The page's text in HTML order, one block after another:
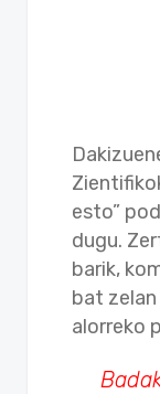
esto”
dugu.
barik,
bat
alorreko